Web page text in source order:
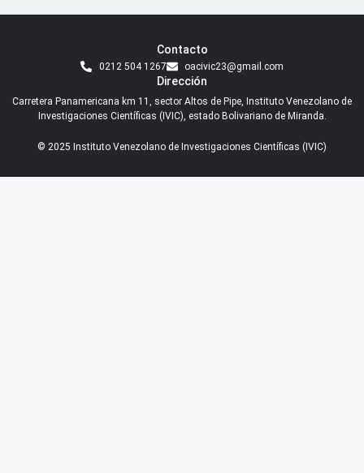
Contacto
0212 504 1267 oacivic23@gmail.com
Dirección
Carretera Panamericana km 11, sector Altos de Pipe, Instituto Venezolano de
Investigaciones Científicas (IVIC), estado Bolivariano de Miranda.
© 2025 Instituto Venezolano de Investigaciones Científicas (IVIC)